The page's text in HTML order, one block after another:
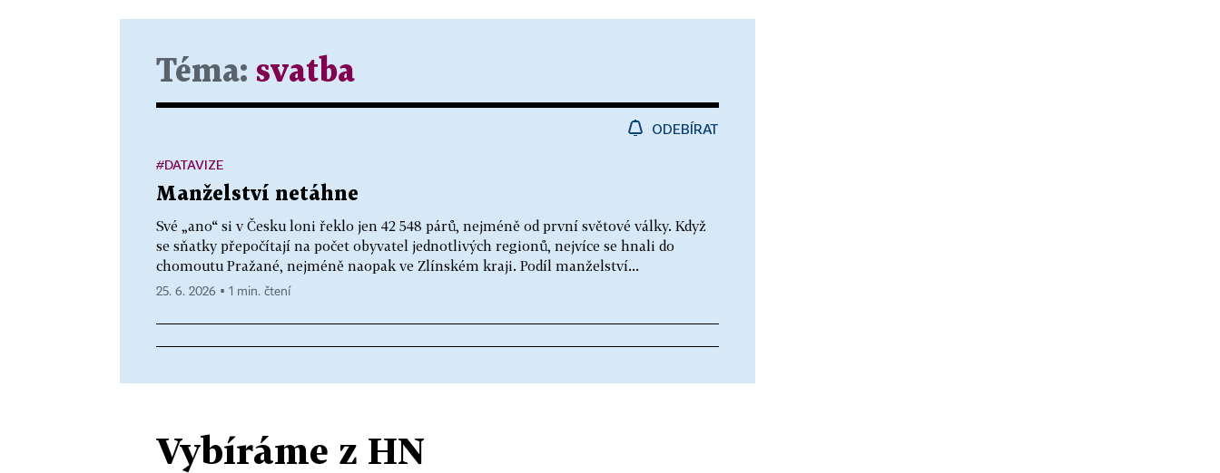
Téma: svatba
ODEBÍRAT
Manželství netáhne
Své „ano“ si v Česku loni řeklo jen 42 548 párů, nejméně od první světové války. Když
se sňatky přepočítají na počet obyvatel jednotlivých regionů, nejvíce se hnali do
chomoutu Pražané, nejméně naopak ve Zlínském kraji. Podíl manželství...
#DATAVIZE
25. 6. 2026 ▪ 1 min. čtení
Vybíráme z HN